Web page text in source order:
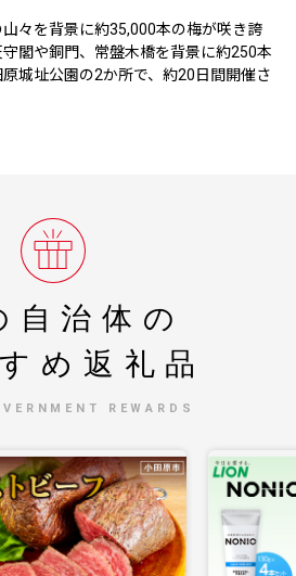
々を背景に約35,000本の梅が咲き誇
閣や銅門、常盤木橋を背景に約250本
城址公園の2か所で、約20日間開催さ
自治体の
め返礼品
REWARDS